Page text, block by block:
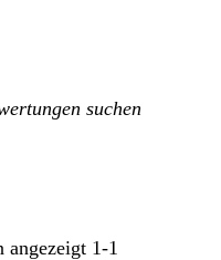
angezeigt 1-1